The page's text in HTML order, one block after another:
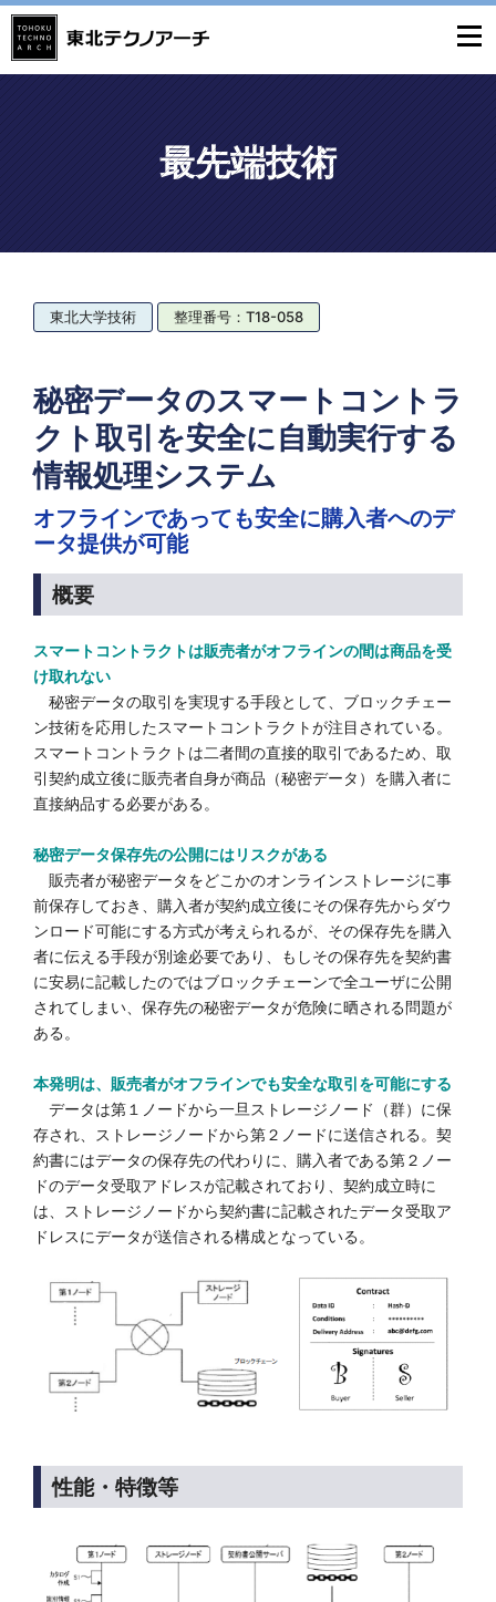
最先端技術
東北大学技術 整理番号：T18-058
秘密データのスマートコントラ
クト取引を安全に自動実行する
情報処理システム
オフラインであっても安全に購入者へのデ
ータ提供が可能
概要
スマートコントラクトは販売者がオフラインの間は商品を受
け取れない
秘密データの取引を実現する手段として、ブロックチェー
ン技術を応用したスマートコントラクトが注目されている。
スマートコントラクトは二者間の直接的取引であるため、取
引契約成立後に販売者自身が商品（秘密データ）を購入者に
直接納品する必要がある。
秘密データ保存先の公開にはリスクがある
販売者が秘密データをどこかのオンラインストレージに事
前保存しておき、購入者が契約成立後にその保存先からダウ
ンロード可能にする方式が考えられるが、その保存先を購入
者に伝える手段が別途必要であり、もしその保存先を契約書
に安易に記載したのではブロックチェーンで全ユーザに公開
されてしまい、保存先の秘密データが危険に晒される問題が
ある。
本発明は、販売者がオフラインでも安全な取引を可能にする
データは第１ノードから一旦ストレージノード（群）に保
存され、ストレージノードから第２ノードに送信される。契
約書にはデータの保存先の代わりに、購入者である第２ノー
ドのデータ受取アドレスが記載されており、契約成立時に
は、ストレージノードから契約書に記載されたデータ受取ア
ドレスにデータが送信される構成となっている。
性能・特徴等